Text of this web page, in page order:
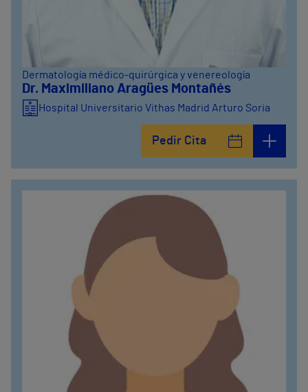
Dermatología médico-quirúrgica y venereología
Dr. Maximiliano Aragües Montañés
Hospital Universitario Vithas Madrid Arturo Soria
Pedir Cita